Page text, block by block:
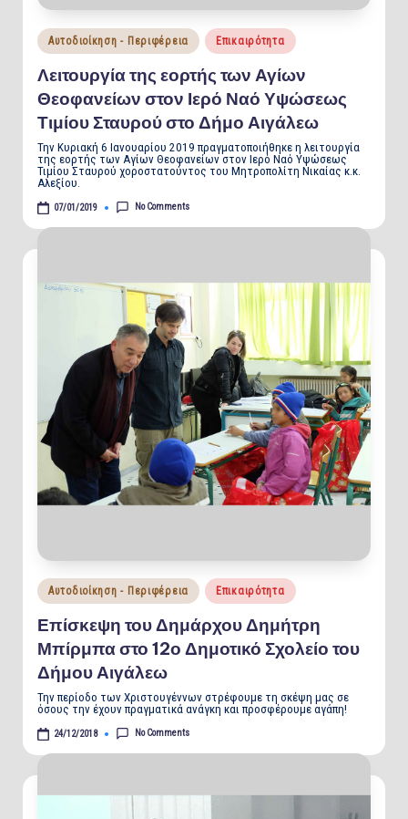
Posted
in
Αυτοδιοίκηση - Περιφέρεια Επικαιρότητα
Λειτουργία της εορτής των Αγίων
Θεοφανείων στον Ιερό Ναό Υψώσεως
Τιμίου Σταυρού στο Δήμο Αιγάλεω
Την Κυριακή 6 Ιανουαρίου 2019 πραγματοποιήθηκε η λειτουργία
της εορτής των Αγίων Θεοφανείων στον Ιερό Ναό Υψώσεως
Τιμίου Σταυρού χοροστατούντος του Μητροπολίτη Νικαίας κ.κ.
Αλεξίου.
07/01/2019 No Comments
Posted
in
Αυτοδιοίκηση - Περιφέρεια Επικαιρότητα
Επίσκεψη του Δημάρχου Δημήτρη
Μπίρμπα στο 12ο Δημοτικό Σχολείο του
Δήμου Αιγάλεω
Την περίοδο των Χριστουγέννων στρέφουμε τη σκέψη μας σε
όσους την έχουν πραγματικά ανάγκη και προσφέρουμε αγάπη!
24/12/2018 No Comments